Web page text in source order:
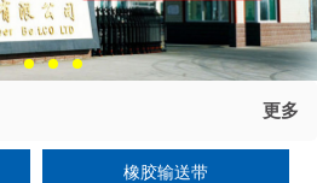
更多
橡胶输送带